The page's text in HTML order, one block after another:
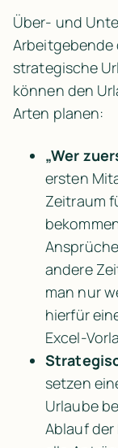
Über- und
strategische
können den
Arten planen:
„Wer
ersten
Zeitraum
andere
man nur
hierfür
Excel-
setzen
Urlaube
Ablauf